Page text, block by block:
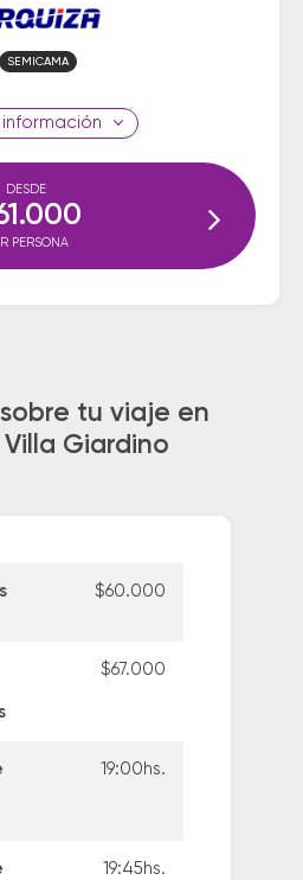
SEMICAMA
información
DESDE
PERSONA
tu viaje en
Giardino
$60.000
$67.000
19:00hs.
19:45hs.